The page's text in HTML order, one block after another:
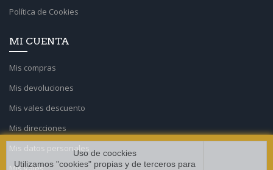
Política de Cookies
MI CUENTA
Mis compras
Mis devoluciones
Mis vales descuento
Mis direcciones
Mis datos personalesUso de coockies
Utilizamos "cookies" propias y de terceros para